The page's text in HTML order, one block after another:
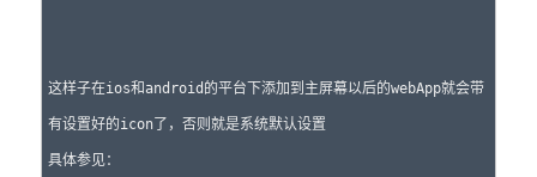
这样子在ios和android的平台下添加到主屏幕以后的webApp就会带
有设置好的icon了，否则就是系统默认设置
具体参见：